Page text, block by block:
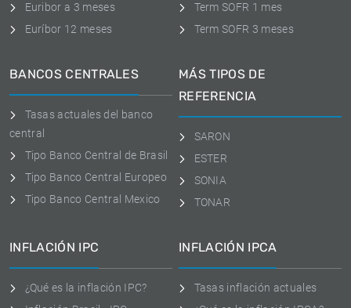
Euribor a 3 meses
Euríbor 12 meses
Term SOFR 1 mes
Term SOFR 3 meses
BANCOS CENTRALES
Tasas actuales del banco
central
Tipo Banco Central de Brasil
Tipo Banco Central Europeo
Tipo Banco Central Mexico
MÁS TIPOS DE
REFERENCIA
SARON
ESTER
SONIA
TONAR
INFLACIÓN IPC
¿Qué es la inflación IPC?
INFLACIÓN IPCA
Tasas inflación actuales